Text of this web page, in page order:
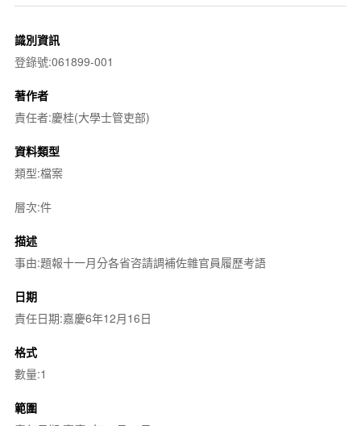
識別資訊
登錄號:061899-001
著作者
責任者:慶桂(大學士管吏部)
資料類型
類型:檔案
層次:件
描述
事由:題報十一月分各省咨請調補佐雜官員履歷考語
日期
責任日期:嘉慶6年12月16日
格式
數量:1
範圍